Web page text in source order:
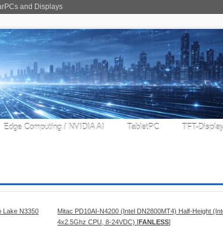
and Displays
Edge Computing / NVIDIA AI TabletPC TFT-
Mitac PD10AI-N4200 (Intel DN2800MT4) Half-Height
4x2.5Ghz CPU, 8-24VDC) [FANLESS]